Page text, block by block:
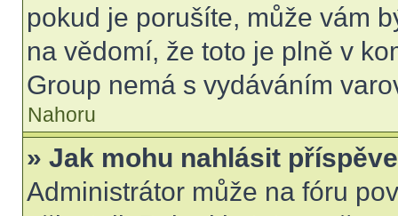
pokud je porušíte, může vám
na vědomí, že toto je plně v
Group nemá s vydáváním
Nahoru
» Jak mohu nahlásit
Administrátor může na fóru